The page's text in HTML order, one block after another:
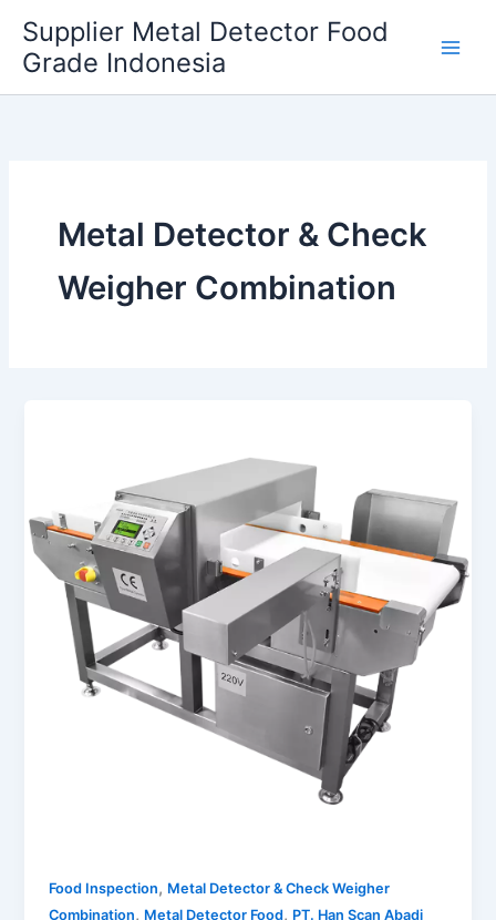
content
Supplier Metal Detector Food
Grade Indonesia
Metal Detector & Check
Weigher Combination
Food Inspection, Metal Detector & Check Weigher
Combination, Metal Detector Food, PT. Han Scan Abadi